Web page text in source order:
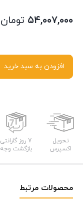
۵۴,۰۰۷,۰۰۰ تومان
افزودن به سبد خرید
تحویل
اکسپرس
7 روز گارانتی
بازگشت وجه
محصولات مرتبط